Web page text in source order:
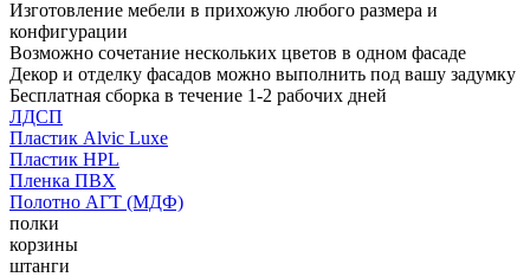
Изготовление мебели в прихожую любого размера и
конфигурации
Возможно сочетание нескольких цветов в одном фасаде
Декор и отделку фасадов можно выполнить под вашу задумку
Бесплатная сборка в течение 1-2 рабочих дней
ЛДСП
Пластик Alvic Luxe
Пластик HPL
Пленка ПВХ
Полотно АГТ (МДФ)
полки
корзины
штанги